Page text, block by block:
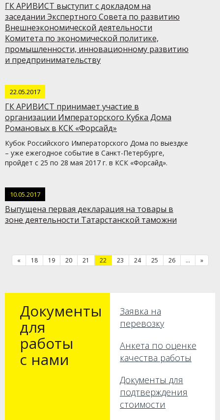
ГК АРИВИСТ выступит с докладом на
заседании Экспертного Совета по развитию
Внешнеэкономической деятельности
Комитета по экономической политике,
промышленности, инновационному развитию
и предпринимательству
22.05.2017
ГК АРИВИСТ принимает участие в
организации Императорского Кубка Дома
Романовых в КСК «Форсайд»
Кубок Российского Императорского Дома по выездке
– уже ежегодное событие в Санкт-Петербурге,
пройдет с 25 по 28 мая 2017 г. в КСК «Форсайд».
10.05.2017
Выпущена первая декларация на товары в
зоне деятельности Татарстанской таможни
« 18 19 20 21 22 23 24 25 26 ... »
Документы
для
работы
с нами
Заявка на
перевозку
Анкета по оценке
качества работы
Документы для
подтверждения
стоимости